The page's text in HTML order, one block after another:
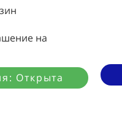
на
Открыта